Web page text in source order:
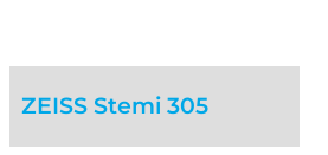
ZEISS Stemi 305